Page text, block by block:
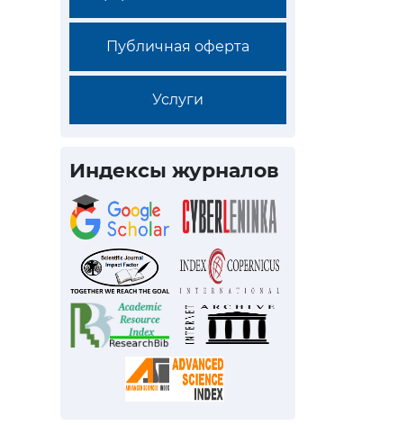
Публичная оферта
Услуги
Индексы журналов